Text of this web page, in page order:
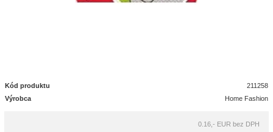
Kód produktu
211258
Výrobca
Home Fashion
0.16,- EUR bez DPH